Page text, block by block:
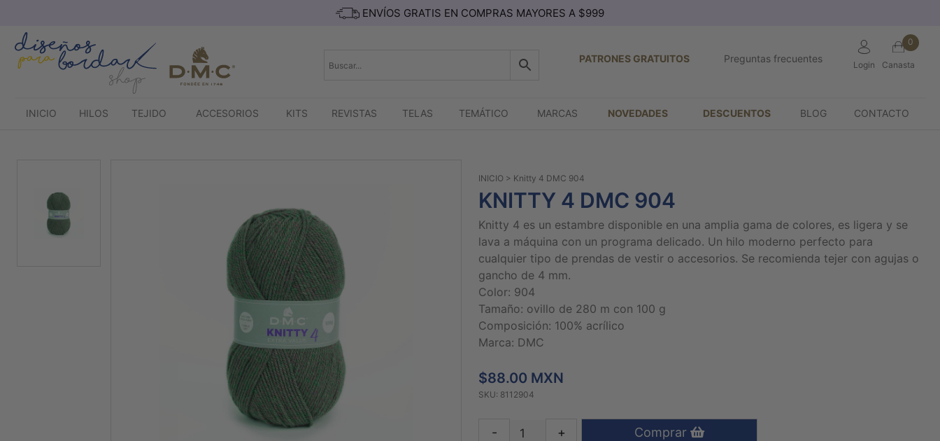
contenido
ENVÍOS GRATIS EN COMPRAS MAYORES A $999
PATRONES GRATUITOS Preguntas frecuentes
Login
0
Canasta
INICIO HILOS TEJIDO ACCESORIOS KITS REVISTAS TELAS TEMÁTICO MARCAS NOVEDADES DESCUENTOS BLOG CONTACTO
INICIO > Knitty 4 DMC 904
KNITTY 4 DMC 904
Knitty 4 es un estambre disponible en una amplia gama de colores, es ligera y se
lava a máquina con un programa delicado. Un hilo moderno perfecto para
cualquier tipo de prendas de vestir o accesorios. Se recomienda tejer con agujas o
gancho de 4 mm.
Color: 904
Tamaño: ovillo de 280 m con 100 g
Composición: 100% acrílico
Marca: DMC
$88.00 MXN
SKU: 8112904
- + Comprar